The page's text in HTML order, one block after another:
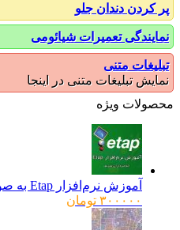
دندان جلو
تعمیرات شیائومی
متنی
تبلیغات متنی در اینجا
ویژه
آموزش نرم‌افزار Etap به صورت تصویری
۳۰۰۰۰۰ تومان